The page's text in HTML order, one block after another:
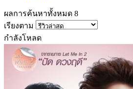
ผลการค้นหาทั้งหมด 8
เรียงตาม
กำลังโหลด